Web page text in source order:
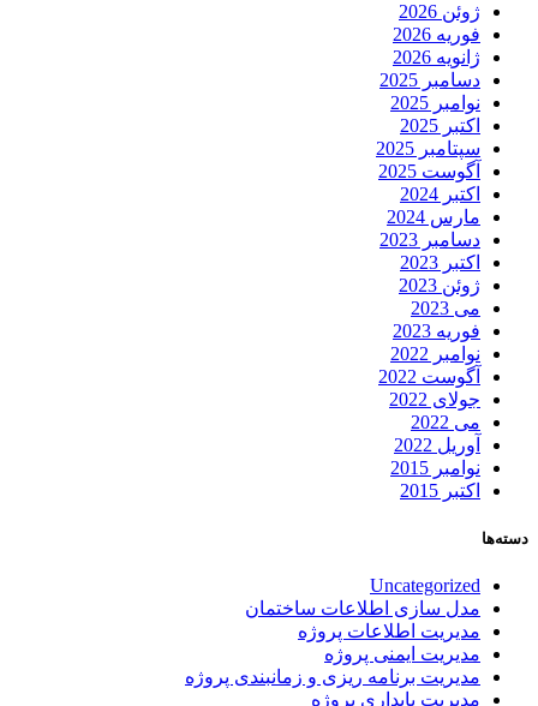
ژوئن 2026
فوریه 2026
ژانویه 2026
دسامبر 2025
نوامبر 2025
اکتبر 2025
سپتامبر 2025
آگوست 2025
اکتبر 2024
مارس 2024
دسامبر 2023
اکتبر 2023
ژوئن 2023
می 2023
فوریه 2023
نوامبر 2022
آگوست 2022
جولای 2022
می 2022
آوریل 2022
نوامبر 2015
اکتبر 2015
دسته‌ها
Uncategorized
مدل سازی اطلاعات ساختمان
مدیریت اطلاعات پروژه
مدیریت ایمنی پروژه
مدیریت برنامه ریزی و زمانبندی پروژه
مدیریت پایداری پروژه